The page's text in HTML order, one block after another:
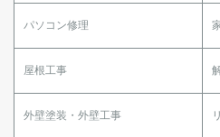
パソコン修理
屋根工事
外壁塗装・外壁工事